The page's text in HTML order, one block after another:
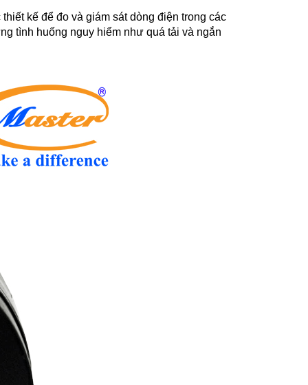
kế để đo và giám sát dòng điện trong các
tình huống nguy hiểm như quá tải và ngắn